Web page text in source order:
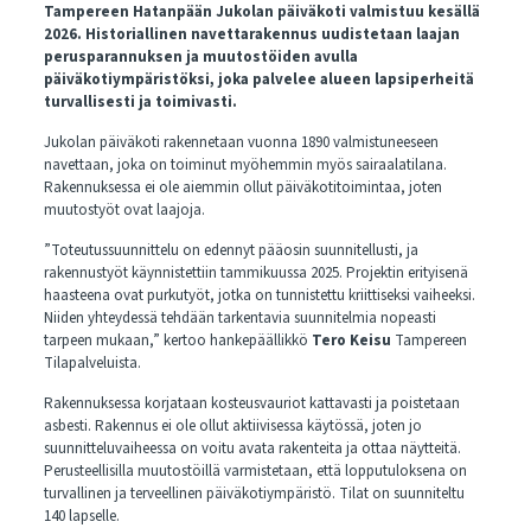
Tampereen Hatanpään Jukolan päiväkoti valmistuu kesällä
2026. Historiallinen navettarakennus uudistetaan laajan
perusparannuksen ja muutostöiden avulla
päiväkotiympäristöksi, joka palvelee alueen lapsiperheitä
turvallisesti ja toimivasti.
Jukolan päiväkoti rakennetaan vuonna 1890 valmistuneeseen
navettaan, joka on toiminut myöhemmin myös sairaalatilana.
Rakennuksessa ei ole aiemmin ollut päiväkotitoimintaa, joten
muutostyöt ovat laajoja.
”Toteutussuunnittelu on edennyt pääosin suunnitellusti, ja
rakennustyöt käynnistettiin tammikuussa 2025. Projektin erityisenä
haasteena ovat purkutyöt, jotka on tunnistettu kriittiseksi vaiheeksi.
Niiden yhteydessä tehdään tarkentavia suunnitelmia nopeasti
tarpeen mukaan,” kertoo hankepäällikkö Tero Keisu Tampereen
Tilapalveluista.
Rakennuksessa korjataan kosteusvauriot kattavasti ja poistetaan
asbesti. Rakennus ei ole ollut aktiivisessa käytössä, joten jo
suunnitteluvaiheessa on voitu avata rakenteita ja ottaa näytteitä.
Perusteellisilla muutostöillä varmistetaan, että lopputuloksena on
turvallinen ja terveellinen päiväkotiympäristö. Tilat on suunniteltu
140 lapselle.